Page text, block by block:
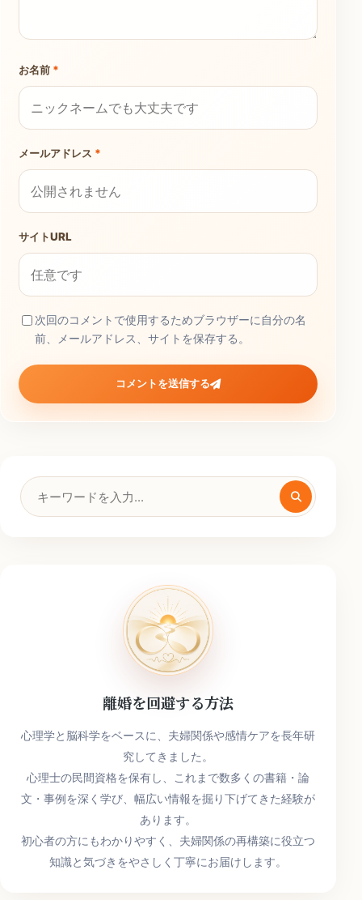
お名前 *
メールアドレス *
サイトURL
次回のコメントで使用するためブラウザーに自分の名
前、メールアドレス、サイトを保存する。
コメントを送信する
検
索
離婚を回避する方法
心理学と脳科学をベースに、夫婦関係や感情ケアを長年研
究してきました。
心理士の民間資格を保有し、これまで数多くの書籍・論
文・事例を深く学び、幅広い情報を掘り下げてきた経験が
あります。
初心者の方にもわかりやすく、夫婦関係の再構築に役立つ
知識と気づきをやさしく丁寧にお届けします。